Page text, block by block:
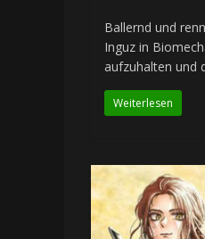
Ballernd und
Inguz in
aufzuhalten und
Weiterlesen